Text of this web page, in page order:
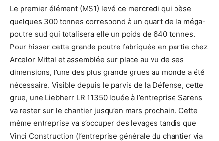
Le premier élément (MS1) levé ce mercredi qui pèse
quelques 300 tonnes correspond à un quart de la méga-
poutre sud qui totalisera elle un poids de 640 tonnes.
Pour hisser cette grande poutre fabriquée en partie chez
Arcelor Mittal et assemblée sur place au vu de ses
dimensions, l’une des plus grande grues au monde a été
nécessaire. Visible depuis le parvis de la Défense, cette
grue, une Liebherr LR 11350 louée à l’entreprise Sarens
va rester sur le chantier jusqu’en mars prochain. Cette
même entreprise va s’occuper des levages tandis que
Vinci Construction (l’entreprise générale du chantier via